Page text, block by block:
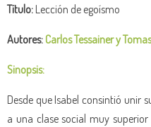
Título:Lección de egoísmo
Autores:Carlos Tessainer y
Sinopsis:
Desde que Isabel consintió unir
a una clase social muy